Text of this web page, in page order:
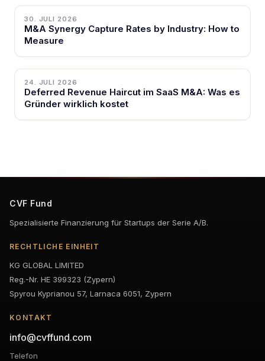
30. JULI 2026
M&A Synergy Capture Rates by Industry: How to
Measure
24. JULI 2026
Deferred Revenue Haircut im SaaS M&A: Was es
Gründer wirklich kostet
CVF Fund
Spezialisierte Finanzierung für Startups der Serie A/B.
RECHTLICHE EINHEIT
KG GLOBAL LIMITED
Reg.-Nr. HE 399323 (Zypern)
Spyrou Kyprianou 57, Larnaca 6051, Zypern
KONTAKT
info@cvffund.com
Telefon